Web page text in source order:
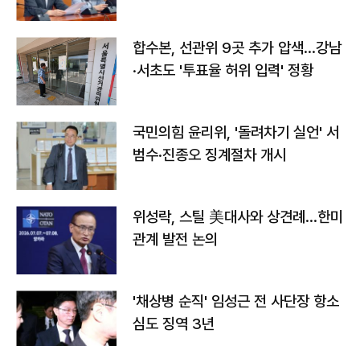
합수본, 선관위 9곳 추가 압색…강남
·서초도 '투표율 허위 입력' 정황
국민의힘 윤리위, '돌려차기 실언' 서
범수·진종오 징계절차 개시
위성락, 스틸 美대사와 상견례…한미
관계 발전 논의
'채상병 순직' 임성근 전 사단장 항소
심도 징역 3년